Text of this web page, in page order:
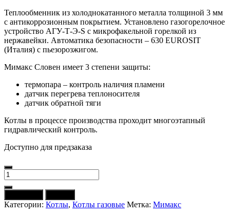
Теплообменник из холоднокатанного металла толщиной 3 мм
с антикоррозионным покрытием. Установлено газогорелочное
устройство АГУ-Т-Э-S с микрофакельной горелкой из
нержавейки. Автоматика безопасности – 630 EUROSIT
(Италия) с пьезорозжигом.
Мимакс Словен имеет 3 степени защиты:
термопара – контроль наличия пламени
датчик перегрева теплоносителя
датчик обратной тяги
Котлы в процессе производства проходит многоэтапный
гидравлический контроль.
Доступно для предзаказа
Количество
товара
Котел
газовый
МИМАКС
Категории: Котлы, Котлы газовые Метка: Мимакс